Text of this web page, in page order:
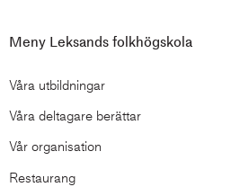
Meny Leksands folkhögskola
Våra utbildningar
Våra deltagare berättar
Vår organisation
Restaurang